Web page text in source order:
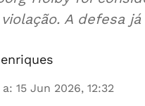
A defesa
a: 15 Jun 2026, 12:32